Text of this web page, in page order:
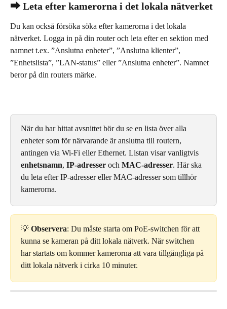
⮕ Leta efter kamerorna i det lokala nätverket
Du kan också försöka söka efter kamerorna i det lokala
nätverket. Logga in på din router och leta efter en sektion med
namnet t.ex. ”Anslutna enheter”, ”Anslutna klienter”,
”Enhetslista”, ”LAN-status” eller ”Anslutna enheter”. Namnet
beror på din routers märke.
När du har hittat avsnittet bör du se en lista över alla
enheter som för närvarande är anslutna till routern,
antingen via Wi-Fi eller Ethernet. Listan visar vanligtvis
enhetsnamn, IP-adresser och MAC-adresser. Här ska
du leta efter IP-adresser eller MAC-adresser som tillhör
kamerorna.
💡 Observera: Du måste starta om PoE-switchen för att
kunna se kameran på ditt lokala nätverk. När switchen
har startats om kommer kamerorna att vara tillgängliga på
ditt lokala nätverk i cirka 10 minuter.